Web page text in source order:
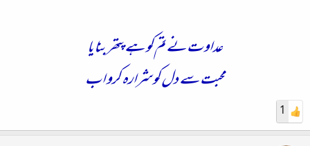
عداوت نے تم کو ہے پتھربنایا
محبت سے دل کو شرارہ کرو اب
1